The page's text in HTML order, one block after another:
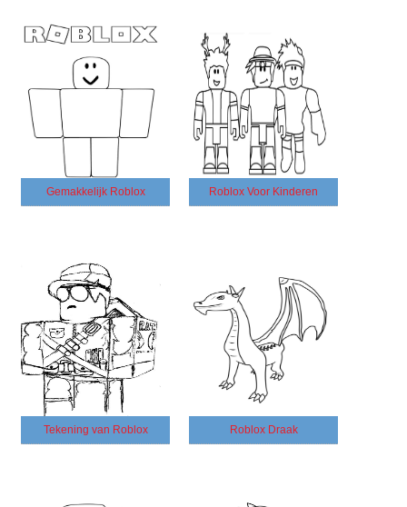
Gemakkelijk Roblox Roblox Voor Kinderen
Tekening van Roblox Roblox Draak